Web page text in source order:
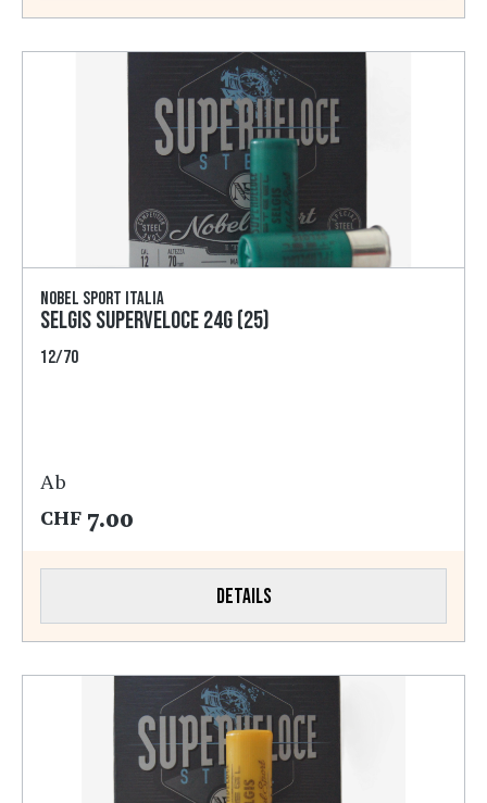
Nobel Sport Italia
SELGIS Superveloce 24g (25)
12/70
Ab
CHF 7.00
Details